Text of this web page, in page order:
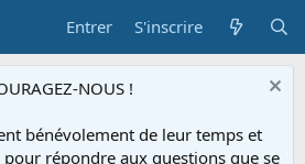
Entrer S'inscrire
NOUS !
bénévolement de leur temps et
répondre aux questions que se